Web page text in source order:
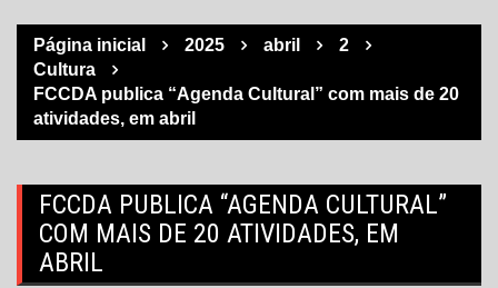
Página inicial 2025 abril
2
Cultura
FCCDA publica “Agenda Cultural” com mais de 20
atividades, em abril
FCCDA PUBLICA “AGENDA CULTURAL”
COM MAIS DE 20 ATIVIDADES, EM
ABRIL